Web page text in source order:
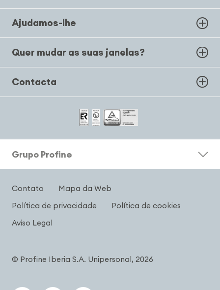
Ajudamos-lhe
Quer mudar as suas janelas?
Contacta
Grupo Profine
Contato
Mapa da Web
Política de privacidade
Política de cookies
Aviso Legal
© Profine Iberia S.A. Unipersonal, 2026